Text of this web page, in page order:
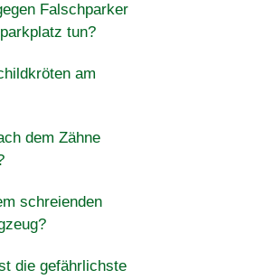
Falschparker
tun?
am
dem Zähne
schreienden
die gefährlichste